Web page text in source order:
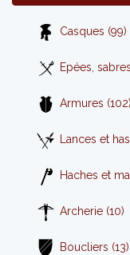
Casques (99)
Epées,
Armures (102)
Lances et
Haches et
Archerie (10)
Boucliers (13)